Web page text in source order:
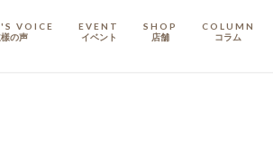
VOICE
の声
EVENT
イベント
SHOP
店舗
COLUMN
コラム